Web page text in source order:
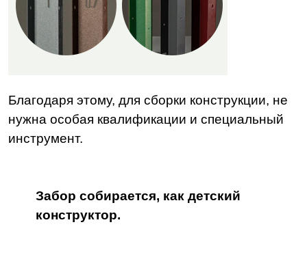
Благодаря этому, для сборки конструкции, не
нужна особая квалификации и специальный
инструмент.
Забор собирается, как детский
конструктор.